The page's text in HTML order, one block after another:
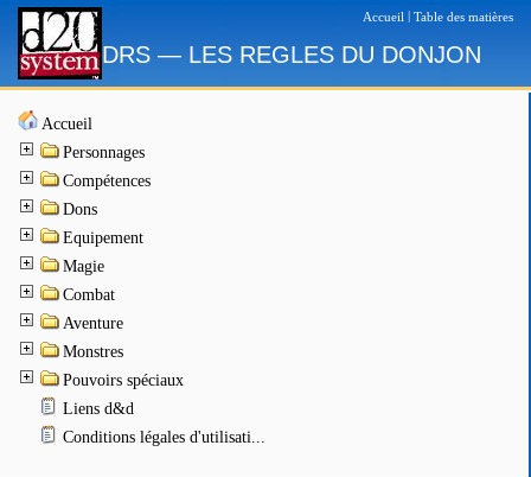
Accueil Table des matières
DRS — LES REGLES DU DONJON
Accueil
Personnages
Compétences
Dons
Equipement
Magie
Combat
Aventure
Monstres
Pouvoirs spéciaux
Liens d&d
Conditions légales d'utilisati...